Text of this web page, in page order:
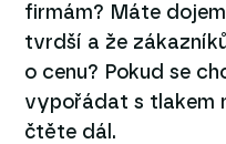
firmám? Máte
tvrdší a že
o cenu? Pokud se
vypořádat s tlakem
čtěte dál.